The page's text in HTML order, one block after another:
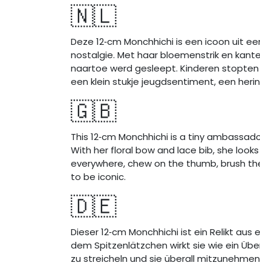
🇳🇱
Deze 12‑cm Monchhichi is een icoon uit
nostalgie. Met haar bloemenstrik en
naartoe werd gesleept. Kinderen
een klein stukje jeugdsentiment, een
🇬🇧
This 12‑cm Monchhichi is a tiny
With her floral bow and lace bib, she
everywhere, chew on the thumb, brush
to be iconic.
🇩🇪
Dieser 12‑cm Monchhichi ist ein Relikt
dem Spitzenlätzchen wirkt sie wie ein
zu streicheln und sie überall